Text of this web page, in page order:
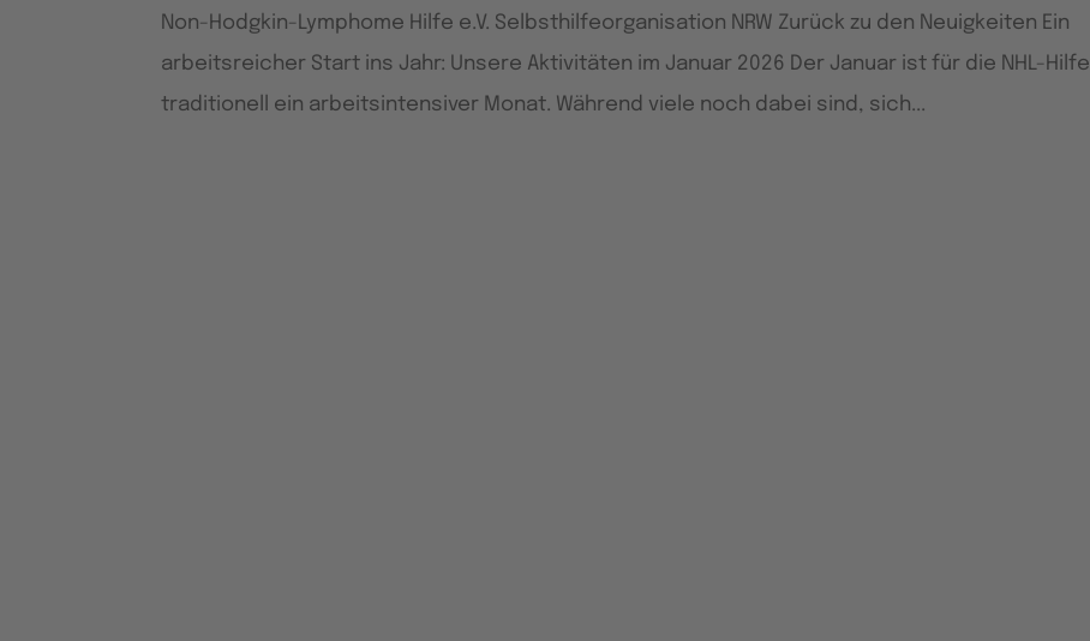
Non-Hodgkin-Lymphome Hilfe e.V. Selbsthilfeorganisation NRW Zurück zu den Neuigkeiten Ein
arbeitsreicher Start ins Jahr: Unsere Aktivitäten im Januar 2026 Der Januar ist für die NHL-Hilfe
traditionell ein arbeitsintensiver Monat. Während viele noch dabei sind, sich...